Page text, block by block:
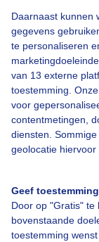
Daarnaast kunnen
gegevens
te personaliseren
van 13 externe
toestemming.
voor
contentmetingen,
diensten.
geolocatie hiervoor
Geef
Door op "Gratis" te
bovenstaande
toestemming